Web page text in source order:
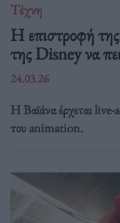
Τέχνη
Η επιστροφή
της Disney να πει
24.03.26
Η Βαϊάνα έρχεται
του animation.